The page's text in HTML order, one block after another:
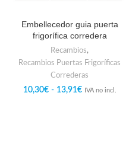
Embellecedor guia puerta
frigorífica corredera
Recambios,
Recambios Puertas Frigoríficas
Correderas
10,30€ - 13,91€ IVA no incl.